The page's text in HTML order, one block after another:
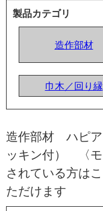
製品カテゴリ
造作部材
巾木／回り縁
造作部材 ハピ
ッキン付） 〈モ
されている方は
ただけます